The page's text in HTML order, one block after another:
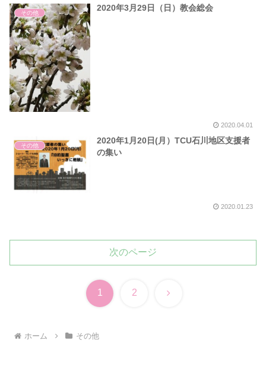
その他
2020年3月29日（日）教会総会
2020.04.01
その他
2020年1月20日(月）TCU石川地区支援者
の集い
2020.01.23
次のページ
1 2 次
ホーム その他